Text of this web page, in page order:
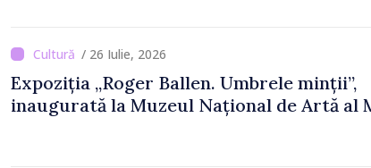
/ 26 Iulie, 2026
Expoziția „Roger Ballen. Umbrele minții”,
inaugurată la Muzeul Național de Artă al